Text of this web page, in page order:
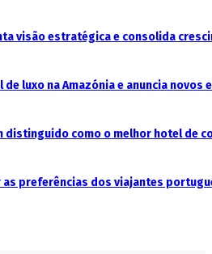
visão estratégica e consolida
de luxo na Amazónia e anuncia
distinguido como o melhor hotel de
preferências dos viajantes